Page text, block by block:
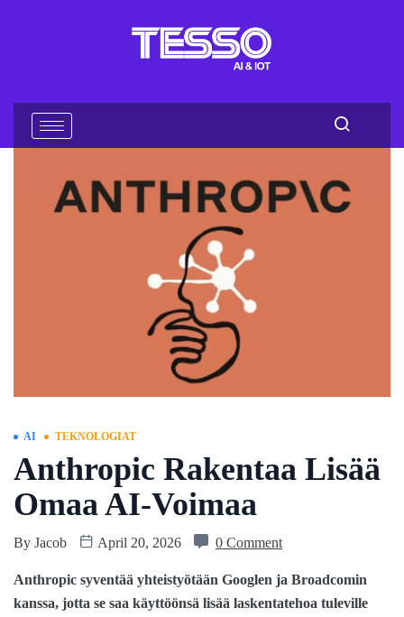
AI TEKNOLOGIAT
Anthropic Rakentaa Lisää
Omaa AI-Voimaa
By Jacob April 20, 2026 0 Comment
Anthropic syventää yhteistyötään Googlen ja Broadcomin
kanssa, jotta se saa käyttöönsä lisää laskentatehoa tuleville